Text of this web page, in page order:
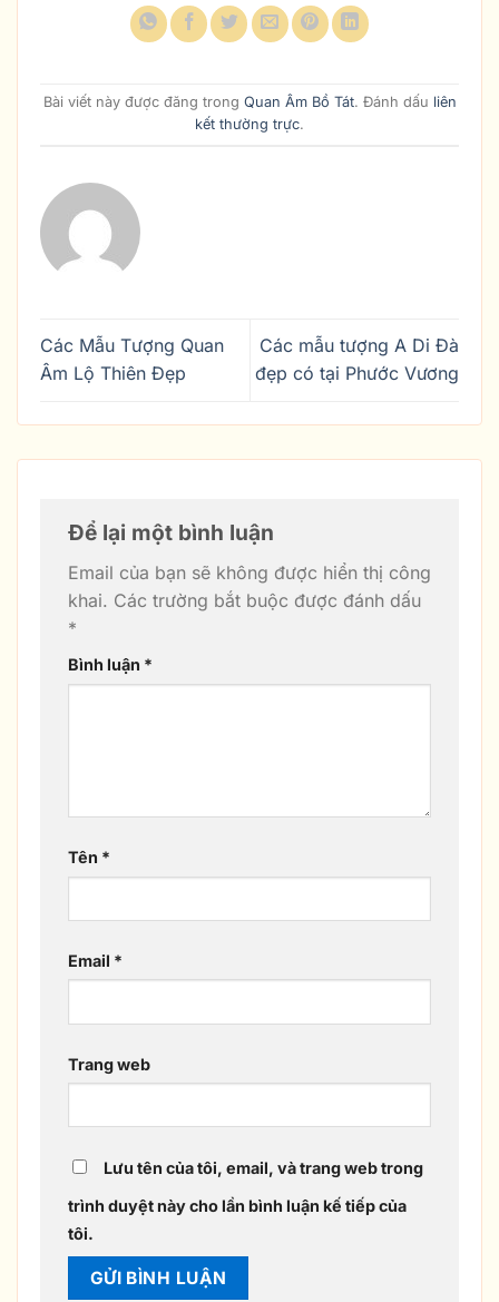
Bài viết này được đăng trong Quan Âm Bồ Tát. Đánh dấu liên
kết thường trực.
Các Mẫu Tượng Quan
Âm Lộ Thiên Đẹp
Các mẫu tượng A Di Đà
đẹp có tại Phước Vương
Để lại một bình luận
Email của bạn sẽ không được hiển thị công
khai. Các trường bắt buộc được đánh dấu
*
Bình luận *
Tên *
Email *
Trang web
Lưu tên của tôi, email, và trang web trong
trình duyệt này cho lần bình luận kế tiếp của
tôi.